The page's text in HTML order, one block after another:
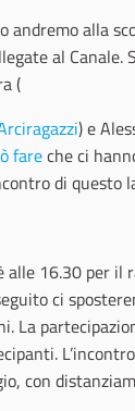
andremo alla
al Canale.
(
) e
fareche ci
di questo
alle 16.30 per il
ci
La
con